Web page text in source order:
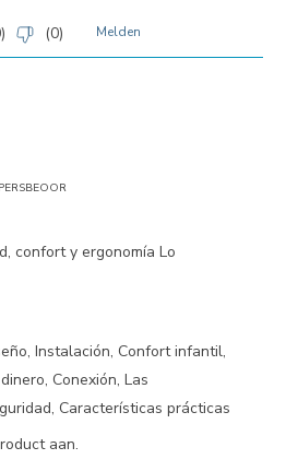
) (0) Melden
confort y ergonomía Lo
Instalación, Confort infantil,
Conexión, Las
Características prácticas
aan.